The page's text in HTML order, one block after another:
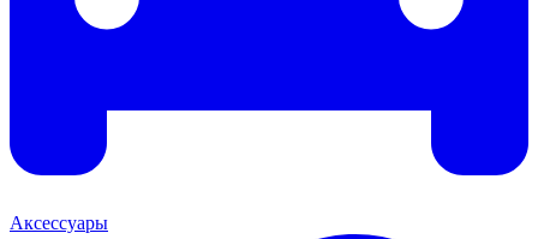
Аксессуары